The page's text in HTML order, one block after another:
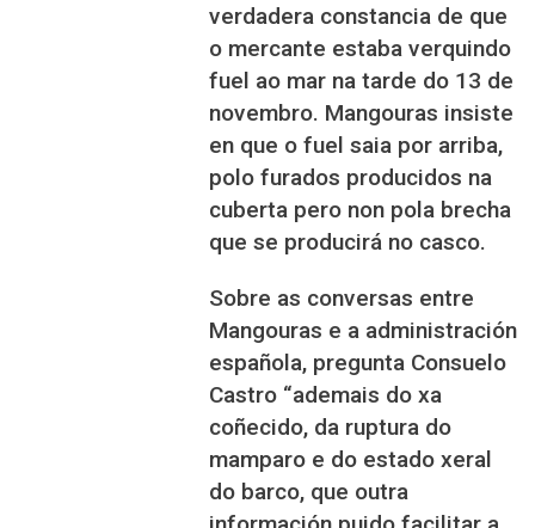
verdadera constancia de que
o mercante estaba verquindo
fuel ao mar na tarde do 13 de
novembro. Mangouras insiste
en que o fuel saia por arriba,
polo furados producidos na
cuberta pero non pola brecha
que se producirá no casco.
Sobre as conversas entre
Mangouras e a administración
española, pregunta Consuelo
Castro “ademais do xa
coñecido, da ruptura do
mamparo e do estado xeral
do barco, que outra